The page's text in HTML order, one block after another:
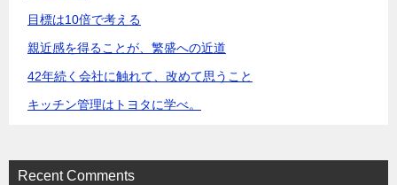
目標は10倍で考える
親近感を得ることが、繁盛への近道
42年続く会社に触れて、改めて思うこと
キッチン管理はトヨタに学べ。
Recent Comments